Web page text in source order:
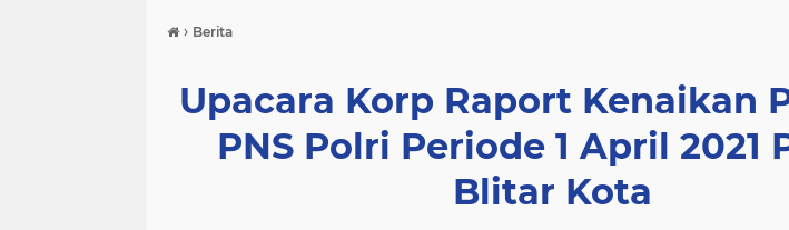
› Berita
Upacara Korp Raport Kenaikan
PNS Polri Periode 1 April 2021
Blitar Kota